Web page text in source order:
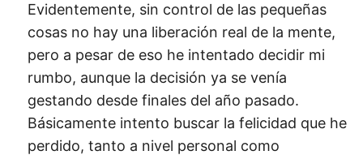
Evidentemente, sin control de las pequeñas
cosas no hay una liberación real de la mente,
pero a pesar de eso he intentado decidir mi
rumbo, aunque la decisión ya se venía
gestando desde finales del año pasado.
Básicamente intento buscar la felicidad que he
perdido, tanto a nivel personal como